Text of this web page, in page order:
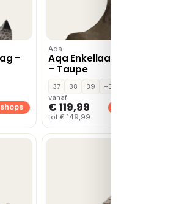
–
Aqa
Aqa Enkellaarsjes Hak
– Taupe
37 38 39
+3
vanaf
€ 119,99
tot € 149,99